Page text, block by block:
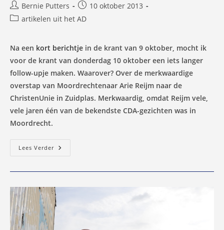
Bericht
auteur:
Bernie Putters
Bericht
gepubliceerd
10 oktober 2013
Berichtcategorie:
artikelen uit het AD
Na een kort berichtje in de krant van 9 oktober, mocht ik
voor de krant van donderdag 10 oktober een iets langer
follow-upje maken. Waarover? Over de merkwaardige
overstap van Moordrechtenaar Arie Reijm naar de
ChristenUnie in Zuidplas. Merkwaardig, omdat Reijm vele,
vele jaren één van de bekendste CDA-gezichten was in
Moordrecht.
Lees VerderCDA